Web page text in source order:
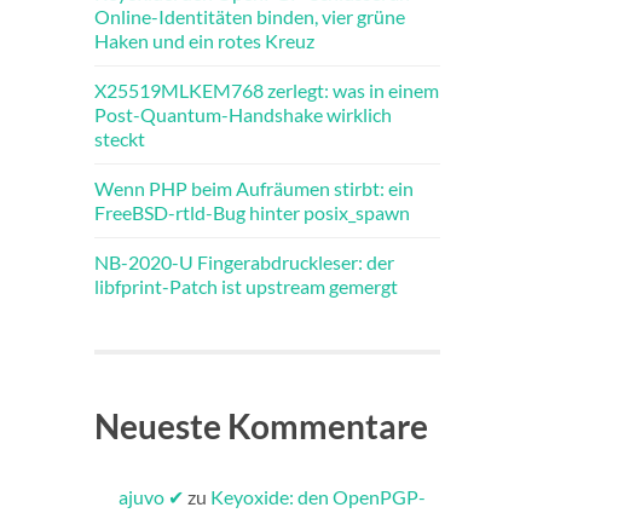
Online-Identitäten binden, vier grüne
Haken und ein rotes Kreuz
X25519MLKEM768 zerlegt: was in einem
Post-Quantum-Handshake wirklich
steckt
Wenn PHP beim Aufräumen stirbt: ein
FreeBSD-rtld-Bug hinter posix_spawn
NB-2020-U Fingerabdruckleser: der
libfprint-Patch ist upstream gemergt
Neueste Kommentare
ajuvo ✔ zu Keyoxide: den OpenPGP-